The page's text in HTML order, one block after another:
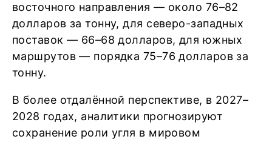
восточного направления — около 76–82
долларов за тонну, для северо-западных
поставок — 66–68 долларов, для южных
маршрутов — порядка 75–76 долларов за
тонну.
В более отдалённой перспективе, в 2027–
2028 годах, аналитики прогнозируют
сохранение роли угля в мировом